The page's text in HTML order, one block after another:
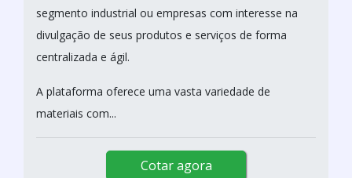
segmento industrial ou empresas com interesse na
divulgação de seus produtos e serviços de forma
centralizada e ágil.
A plataforma oferece uma vasta variedade de
materiais com...
Cotar agora